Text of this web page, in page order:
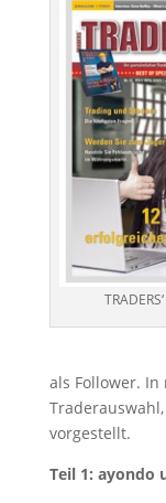
als Follower.
vorgestellt.
Teil 1: ayondo